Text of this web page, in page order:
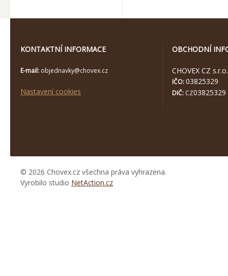
KONTAKTNÍ INFORMACE
E-mail: objednavky@chovex.cz
Nastavení cookies
OBCHODNÍ
CHOVEX CZ s.r.o.
IČO:03825329
DIČ: CZ03825329
© 2026 Chovex.cz všechna práva vyhrazena.
Vyrobilo studio NetAction.cz